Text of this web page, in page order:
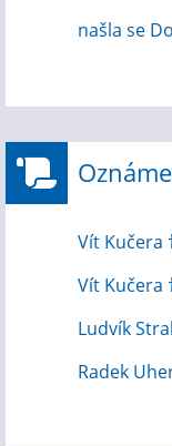
našla se
Vít Kučera
Vít Kučera
Ludvík
Radek